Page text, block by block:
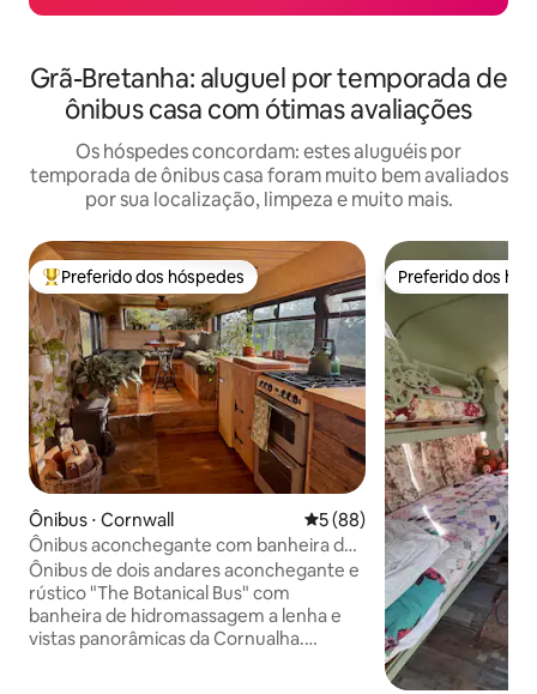
Grã-Bretanha: aluguel por temporada de
ônibus casa com ótimas avaliações
Os hóspedes concordam: estes aluguéis por
temporada de ônibus casa foram muito bem avaliados
por sua localização, limpeza e muito mais.
Entre os melhores preferidos dos hóspedes
Preferido dos hóspedes
Ônibus ⋅ Cornwall 5 de uma avaliação média
5 (88)
Ônibus aconchegante com banheira de
hidromassagem a lenha e lareira
Ônibus de dois andares aconchegante e
rústico "The Botanical Bus" com
banheira de hidromassagem a lenha e
vistas panorâmicas da Cornualha.
Preferido dos
Preferido dos